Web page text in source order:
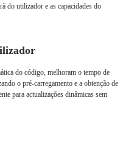
do utilizador e as capacidades do
do código, melhoram o tempo de
o pré-carregamento e a obtenção de
para actualizações dinâmicas sem